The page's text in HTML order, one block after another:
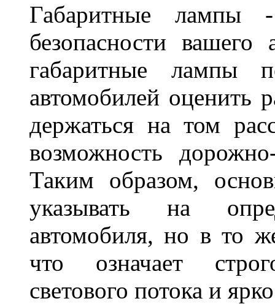
Габаритные лампы
безопасности
габаритные лампы
автомобилей оценить
держаться на том
возможность
Таким образом,
указывать на
автомобиля, но в то
что означает
светового потока и